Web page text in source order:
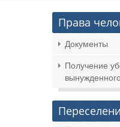
Права
Документы
Получение